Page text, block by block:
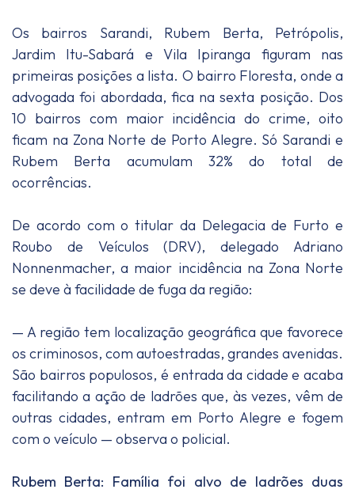
Os bairros Sarandi, Rubem Berta, Petrópolis,
Jardim Itu-Sabará e Vila Ipiranga figuram nas
primeiras posições a lista. O bairro Floresta, onde a
advogada foi abordada, fica na sexta posição. Dos
10 bairros com maior incidência do crime, oito
ficam na Zona Norte de Porto Alegre. Só Sarandi e
Rubem Berta acumulam 32% do total de
ocorrências.
De acordo com o titular da Delegacia de Furto e
Roubo de Veículos (DRV), delegado Adriano
Nonnenmacher, a maior incidência na Zona Norte
se deve à facilidade de fuga da região:
— A região tem localização geográfica que favorece
os criminosos, com autoestradas, grandes avenidas.
São bairros populosos, é entrada da cidade e acaba
facilitando a ação de ladrões que, às vezes, vêm de
outras cidades, entram em Porto Alegre e fogem
com o veículo — observa o policial.
Rubem Berta: Família foi alvo de ladrões duas